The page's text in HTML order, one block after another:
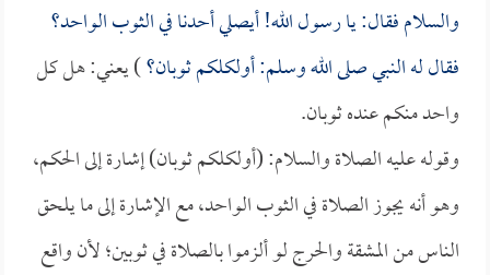
والسلام فقال: يا رسول الله! أيصلي أحدنا في الثوب الواحد؟
فقال له النبي صلى الله وسلم: أولكلكم ثوبان؟) يعني: هل كل
واحد منكم عنده ثوبان.
وقوله عليه الصلاة والسلام: (أولكلكم ثوبان) إشارة إلى الحكم،
وهو أنه يجوز الصلاة في الثوب الواحد، مع الإشارة إلى ما يلحق
الناس من المشقة والحرج لو ألزموا بالصلاة في ثوبين؛ لأن واقع